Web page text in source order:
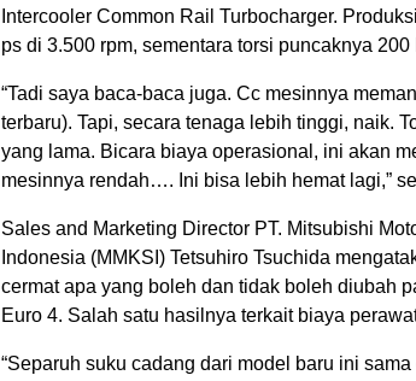
Intercooler Common Rail Turbocharger.
ps di 3.500 rpm, sementara torsi puncaknya
“Tadi saya baca-baca juga. Cc mesinnya
terbaru). Tapi, secara tenaga lebih tinggi, naik.
yang lama. Bicara biaya operasional, ini akan
mesinnya rendah…. Ini bisa lebih hemat lagi,”
Sales and Marketing Director PT. Mitsubishi
Indonesia (MMKSI) Tetsuhiro Tsuchida
cermat apa yang boleh dan tidak boleh diubah
Euro 4. Salah satu hasilnya terkait biaya
“Separuh suku cadang dari model baru ini